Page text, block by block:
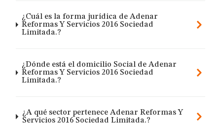
¿Cuál es la forma jurídica de Adenar
Reformas Y Servicios 2016 Sociedad
Limitada.?
¿Dónde está el domicilio Social de Adenar
Reformas Y Servicios 2016 Sociedad
Limitada.?
¿A qué sector pertenece Adenar Reformas Y
Servicios 2016 Sociedad Limitada.?